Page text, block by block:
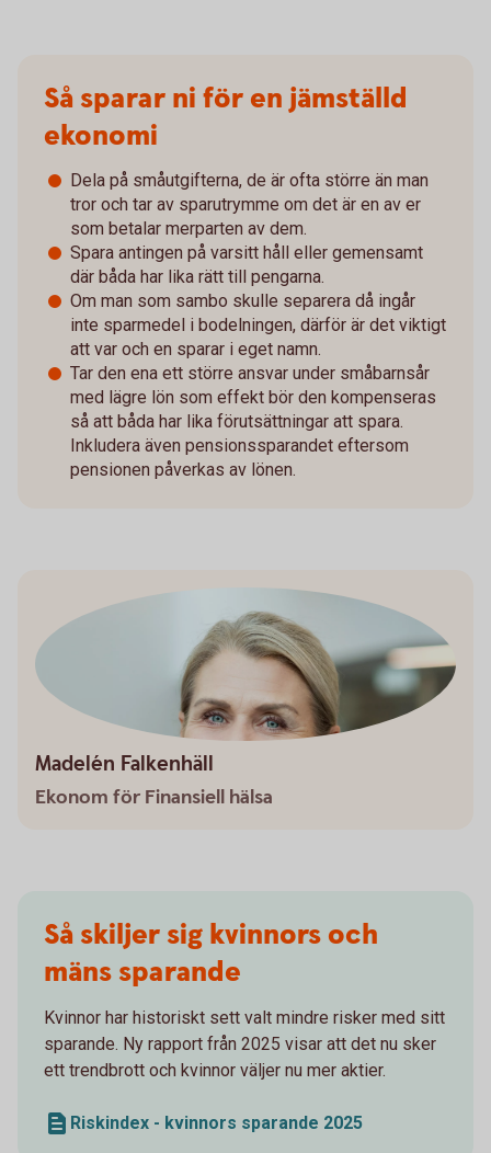
Så sparar ni för en jämställd
ekonomi
Dela på småutgifterna, de är ofta större än man
tror och tar av sparutrymme om det är en av er
som betalar merparten av dem.
Spara antingen på varsitt håll eller gemensamt
där båda har lika rätt till pengarna.
Om man som sambo skulle separera då ingår
inte sparmedel i bodelningen, därför är det viktigt
att var och en sparar i eget namn.
Tar den ena ett större ansvar under småbarnsår
med lägre lön som effekt bör den kompenseras
så att båda har lika förutsättningar att spara.
Inkludera även pensionssparandet eftersom
pensionen påverkas av lönen.
Madelén Falkenhäll
Ekonom för Finansiell hälsa
Så skiljer sig kvinnors och
mäns sparande
Kvinnor har historiskt sett valt mindre risker med sitt
sparande. Ny rapport från 2025 visar att det nu sker
ett trendbrott och kvinnor väljer nu mer aktier.
Riskindex - kvinnors sparande 2025